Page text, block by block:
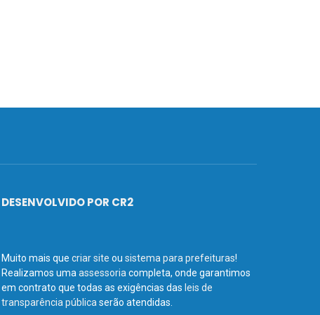
DESENVOLVIDO POR CR2
Muito mais que criar site ou sistema para prefeituras!
Realizamos uma assessoria completa, onde garantimos
em contrato que todas as exigências das leis de
transparência pública serão atendidas.